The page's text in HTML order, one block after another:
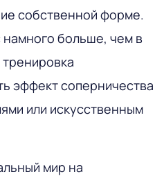
собственной форме.
больше, чем в
эффект соперничества
или искусственным
мир на